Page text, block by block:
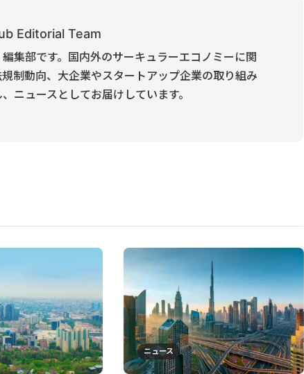
Editorial Team
集部です。国内外のサーキュラーエコノミーに関
制動向、大企業やスタートアップ企業の取り組み
ニュースとしてお届けしています。
ニュース